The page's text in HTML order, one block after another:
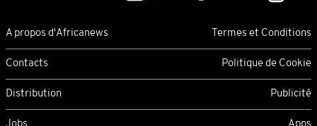
A propos d'Africanews Termes et Conditions
Contacts Politique de Cookie
Distribution Publicité